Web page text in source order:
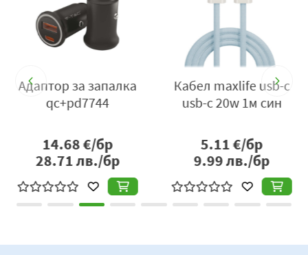
Адаптор за запалка
qc+pd7744
14.68€/бр
28.71лв./бр
Кабел maxlife usb-c
usb-c 20w 1м син
5.11€/бр
9.99лв./бр